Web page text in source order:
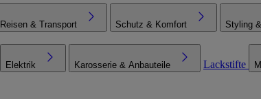
Reisen & Transport Schutz & Komfort Styling
Elektrik Karosserie & Anbauteile Lackstifte